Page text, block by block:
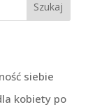
siebie
kobiety po